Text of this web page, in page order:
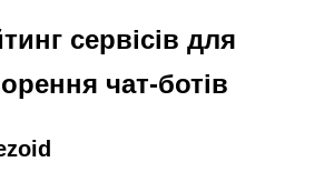
сервісів для
чат-ботів